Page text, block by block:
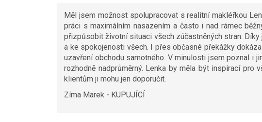
Měl jsem možnost spolupracovat s realitní makléřkou
práci s maximálním nasazením a často i nad rámec
přizpůsobit životní situaci všech zúčastněných stran.
a ke spokojenosti všech. I přes občasné překážky
uzavření obchodu samotného. V minulosti jsem poznal i
rozhodně nadprůměrný. Lenka by měla být inspirací pro
klientům ji mohu jen doporučit.
Zíma Marek - KUPUJÍCÍ